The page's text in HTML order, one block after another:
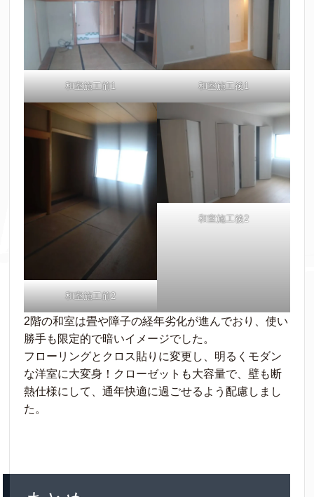
和室施工前1 和室施工後1
和室施工前2
和室施工後2
2階の和室は畳や障子の経年劣化が進んでおり、使い
勝手も限定的で暗いイメージでした。
フローリングとクロス貼りに変更し、明るくモダン
な洋室に大変身！クローゼットも大容量で、壁も断
熱仕様にして、通年快適に過ごせるよう配慮しまし
た。